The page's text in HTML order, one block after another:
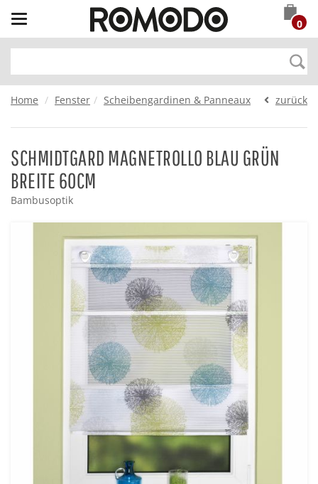
Toggle
navigation
0
Home Fenster Scheibengardinen & Panneaux zurück
SCHMIDTGARD MAGNETROLLO BLAU GRÜN
BREITE 60CM
Bambusoptik